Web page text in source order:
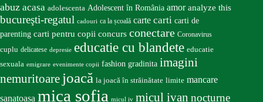
abuz acasa adolescenta Adolescent în România amor analyze this
bucureşti-regatul cadouri ca la școală carte carti carti de
parenting carti pentru copii concurs conectare Coronavirus
cuplu delicatese depresie educatie cu blandete educatie
sexuala emigrare evenimente copii fashion gradinita imagini
nemuritoare joacă la joacă în străinătate limite mancare
sanatoasa mica sofia micul iv micul ivan nocturne